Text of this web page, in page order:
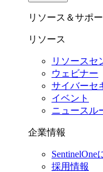
リソース＆サポー
リソース
リソースセ
ウェビナー
サイバーセ
イベント
ニュースル
企業情報
SentinelOne
採用情報